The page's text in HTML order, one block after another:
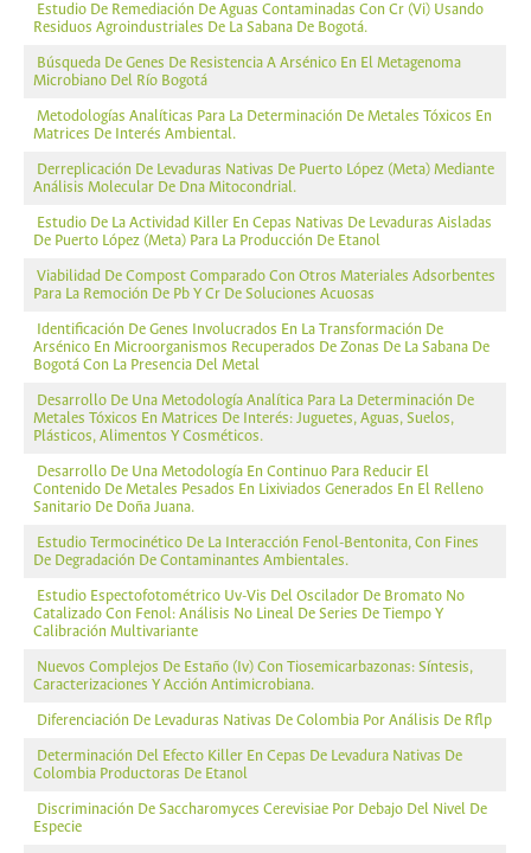
Estudio De Remediación De Aguas Contaminadas Con Cr (Vi) Usando
Residuos Agroindustriales De La Sabana De Bogotá.
Búsqueda De Genes De Resistencia A Arsénico En El Metagenoma
Microbiano Del Río Bogotá
Metodologías Analíticas Para La Determinación De Metales Tóxicos En
Matrices De Interés Ambiental.
Derreplicación De Levaduras Nativas De Puerto López (Meta) Mediante
Análisis Molecular De Dna Mitocondrial.
Estudio De La Actividad Killer En Cepas Nativas De Levaduras Aisladas
De Puerto López (Meta) Para La Producción De Etanol
Viabilidad De Compost Comparado Con Otros Materiales Adsorbentes
Para La Remoción De Pb Y Cr De Soluciones Acuosas
Identificación De Genes Involucrados En La Transformación De
Arsénico En Microorganismos Recuperados De Zonas De La Sabana De
Bogotá Con La Presencia Del Metal
Desarrollo De Una Metodología Analítica Para La Determinación De
Metales Tóxicos En Matrices De Interés: Juguetes, Aguas, Suelos,
Plásticos, Alimentos Y Cosméticos.
Desarrollo De Una Metodología En Continuo Para Reducir El
Contenido De Metales Pesados En Lixiviados Generados En El Relleno
Sanitario De Doña Juana.
Estudio Termocinético De La Interacción Fenol-Bentonita, Con Fines
De Degradación De Contaminantes Ambientales.
Estudio Espectofotométrico Uv-Vis Del Oscilador De Bromato No
Catalizado Con Fenol: Análisis No Lineal De Series De Tiempo Y
Calibración Multivariante
Nuevos Complejos De Estaño (Iv) Con Tiosemicarbazonas: Síntesis,
Caracterizaciones Y Acción Antimicrobiana.
Diferenciación De Levaduras Nativas De Colombia Por Análisis De Rflp
Determinación Del Efecto Killer En Cepas De Levadura Nativas De
Colombia Productoras De Etanol
Discriminación De Saccharomyces Cerevisiae Por Debajo Del Nivel De
Especie